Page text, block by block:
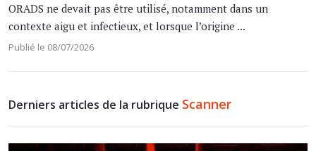
ORADS ne devait pas être utilisé, notamment dans un
contexte aigu et infectieux, et lorsque l’origine ...
Publié le 08/07/2026
Derniers articles de la rubrique Scanner